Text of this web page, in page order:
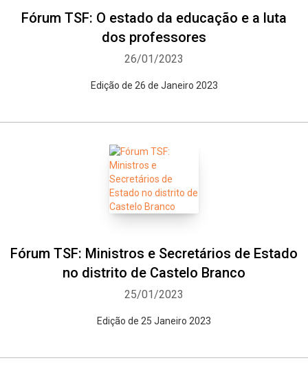
Fórum TSF: O estado da educação e a luta
dos professores
26/01/2023
Edição de 26 de Janeiro 2023
Fórum TSF: Ministros e Secretários de Estado
no distrito de Castelo Branco
25/01/2023
Edição de 25 Janeiro 2023